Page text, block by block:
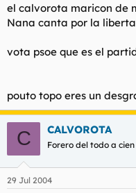
el calvorota maricon de
Nana canta por la
vota psoe que es el
pouto topo eres un
C CALVOROTA
Forero del todo a cien
29 Jul 2004